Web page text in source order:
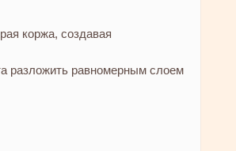
коржа, создавая
разложить равномерным слоем